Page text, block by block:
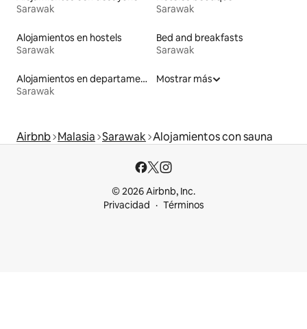
Sarawak
Sarawak
Alojamientos en hostels
Sarawak
Bed and breakfasts
Sarawak
Alojamientos en departamentos con servicios incluidos
Sarawak
Mostrar más
Airbnb Malasia Sarawak Alojamientos con sauna
© 2026 Airbnb, Inc.
Privacidad
Términos